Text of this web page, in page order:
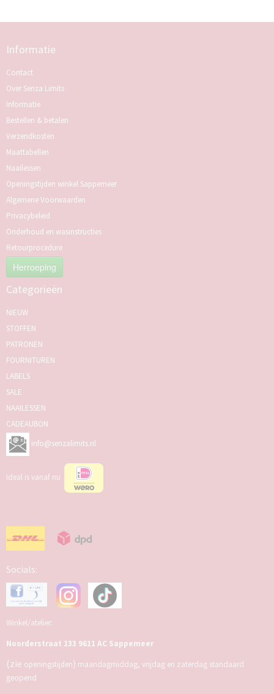
Informatie
Contact
Over Senza Limits
Informatie
Bestellen & betalen
Verzendkosten
Maattabellen
Naailessen
Openingstijden winkel Sappemeer
Algemene Voorwaarden
Privacybeleid
Onderhoud en wasinstructies
Retourprocedure
Herroeping
Categorieën
NIEUW
STOFFEN
PATRONEN
FOURNITUREN
LABELS
SALE
NAAILESSEN
CADEAUBON
info@senzalimits.nl
Ideal is vanaf nu
Socials:
Winkel/atelier:
Noorderstraat 133 9611 AC Sappemeer
(zie openingstijden) maandagmiddag, vrijdag en zaterdag standaard
geopend